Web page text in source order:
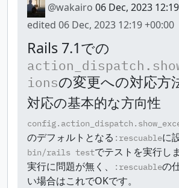
@wakairo 06 Dec, 2023
edited 06 Dec, 2023 12:19 +00:00
Rails 7.1での
ionsの変更への対応方
対応の基本的な方向性
のデフォルトとなる :rescuableに
bin/rails testでテストを実行し
実行に問題が無く、
:rescuableの
い場合はこれでOKです。